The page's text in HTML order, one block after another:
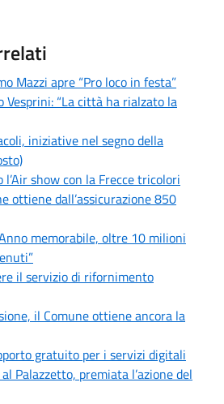
Mazzi apre “Pro loco in festa”
Vesprini: “La città ha rialzato la
iniziative nel segno della
show con la Frecce tricolori
ottiene dall’assicurazione 850
memorabile, oltre 10 milioni
il servizio di rifornimento
il Comune ottiene ancora la
gratuito per i servizi digitali
Palazzetto, premiata l’azione del